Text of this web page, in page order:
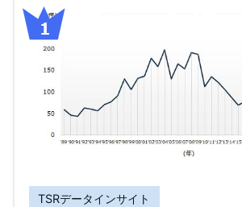
TSRデータインサイト